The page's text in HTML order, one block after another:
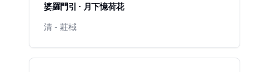
婆羅門引 · 月下憶荷花
清 - 莊棫